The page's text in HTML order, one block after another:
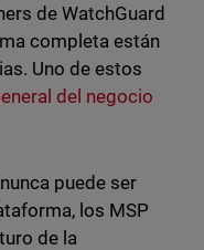
de WatchGuard
completa están
Uno de estos
del negocio
puede ser
los MSP
de la